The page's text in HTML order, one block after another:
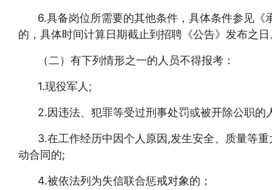
6.具备岗位所需要的其他条件，具体条件参见
的，具体时间计算日期截止到招聘《公告》发布之日
（二）有下列情形之一的人员不得报考：
1.现役军人;
2.因违法、犯罪等受过刑事处罚或被开除公职的
3.在工作经历中因个人原因,发生安全、质量等
动合同的;
4.被依法列为失信联合惩戒对象的；